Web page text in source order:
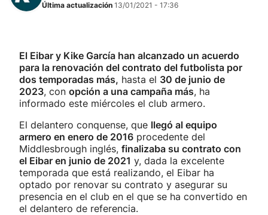
Última actualización 13/01/2021 - 17:36
El Eibar y Kike García han alcanzado un acuerdo
para la renovación del contrato del futbolista por
dos temporadas más, hasta el 30 de junio de
2023, con opción a una campaña más, ha
informado este miércoles el club armero.
El delantero conquense, que llegó al equipo
armero en enero de 2016 procedente del
Middlesbrough inglés, finalizaba su contrato con
el Eibar en junio de 2021 y, dada la excelente
temporada que está realizando, el Eibar ha
optado por renovar su contrato y asegurar su
presencia en el club en el que se ha convertido en
el delantero de referencia.